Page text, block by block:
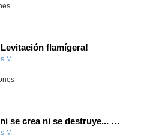
flamígera!
M.
La energía ni se crea ni se destruye... ¡se experimenta! El Tierno en la Feria Madrid es Ciencia 2026
M.